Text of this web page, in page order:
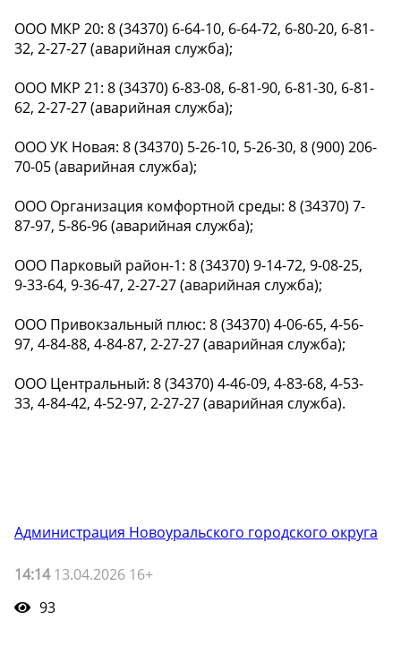
ООО МКР 20: 8 (34370) 6-64-10, 6-64-72, 6-80-20, 6-81-
32, 2-27-27 (аварийная служба);
ООО МКР 21: 8 (34370) 6-83-08, 6-81-90, 6-81-30, 6-81-
62, 2-27-27 (аварийная служба);
ООО УК Новая: 8 (34370) 5-26-10, 5-26-30, 8 (900) 206-
70-05 (аварийная служба);
ООО Организация комфортной среды: 8 (34370) 7-
87-97, 5-86-96 (аварийная служба);
ООО Парковый район-1: 8 (34370) 9-14-72, 9-08-25,
9-33-64, 9-36-47, 2-27-27 (аварийная служба);
ООО Привокзальный плюс: 8 (34370) 4-06-65, 4-56-
97, 4-84-88, 4-84-87, 2-27-27 (аварийная служба);
ООО Центральный: 8 (34370) 4-46-09, 4-83-68, 4-53-
33, 4-84-42, 4-52-97, 2-27-27 (аварийная служба).
Администрация Новоуральского городского округа
14:1413.04.2026 16+
93